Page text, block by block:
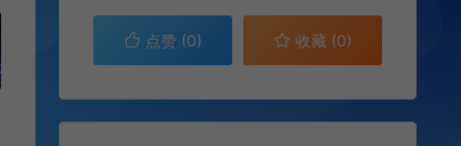
点赞 (0) 收藏 (0)